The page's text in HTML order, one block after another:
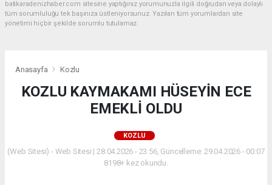
batikaradenizhaber.com sitesine yaptığınız yorumunuzla ilgili doğrudan veya dolaylı
tüm sorumluluğu tek başınıza üstleniyorsunuz. Yazılan tüm yorumlardan site
yönetimi hiçbir şekilde sorumlu tutulamaz.
Anasayfa Kozlu
KOZLU KAYMAKAMI HÜSEYİN ECE
EMEKLİ OLDU
KOZLU
(Web Sitesi) - Web Sitesi | 28.04.2026 - 23:56, Güncelleme: 29.04.2026 - 00:07
8198+ kez okundu.